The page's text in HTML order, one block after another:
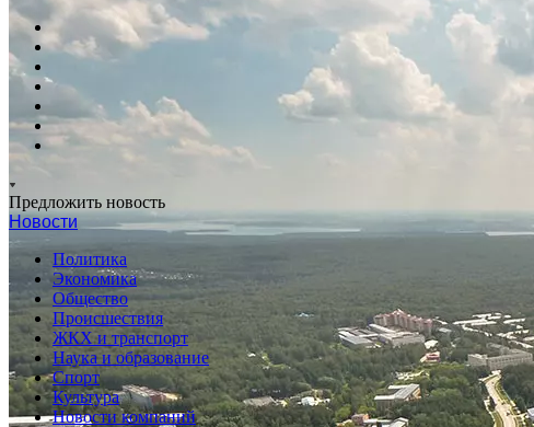
Предложить новость
Новости
Политика
Экономика
Общество
Происшествия
ЖКХ и транспорт
Наука и образование
Спорт
Культура
Новости компаний